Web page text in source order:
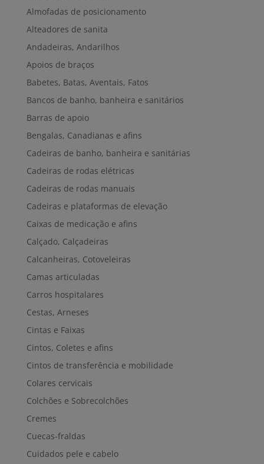
Almofadas de posicionamento
Alteadores de sanita
Andadeiras, Andarilhos
Apoios de braços
Babetes, Batas, Aventais, Fatos
Bancos de banho, banheira e sanitários
Barras de apoio
Bengalas, Canadianas e afins
Cadeiras de banho, banheira e sanitárias
Cadeiras de rodas elétricas
Cadeiras de rodas manuais
Cadeiras e plataformas de elevação
Caixas de medicação e afins
Calçado, Calçadeiras
Calcanheiras, Cotoveleiras
Camas articuladas
Carros hospitalares
Cestas, Arneses
Cintas e Faixas
Cintos, Coletes e afins
Cintos de transferência e mobilidade
Colares cervicais
Colchões e Sobrecolchões
Cremes
Cuecas-fraldas
Cuidados pele e cabelo